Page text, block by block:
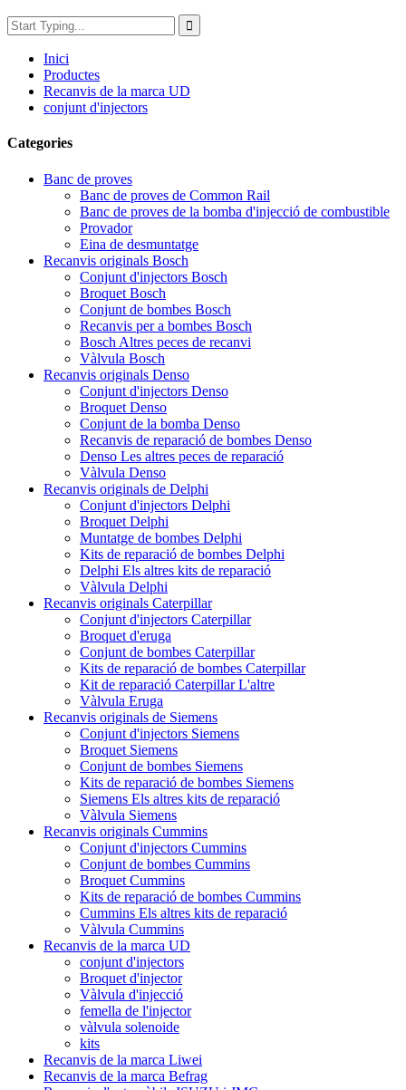
Inici
Productes
Recanvis de la marca UD
conjunt d'injectors
Categories
Banc de proves
Banc de proves de Common Rail
Banc de proves de la bomba d'injecció de combustible
Provador
Eina de desmuntatge
Recanvis originals Bosch
Conjunt d'injectors Bosch
Broquet Bosch
Conjunt de bombes Bosch
Recanvis per a bombes Bosch
Bosch Altres peces de recanvi
Vàlvula Bosch
Recanvis originals Denso
Conjunt d'injectors Denso
Broquet Denso
Conjunt de la bomba Denso
Recanvis de reparació de bombes Denso
Denso Les altres peces de reparació
Vàlvula Denso
Recanvis originals de Delphi
Conjunt d'injectors Delphi
Broquet Delphi
Muntatge de bombes Delphi
Kits de reparació de bombes Delphi
Delphi Els altres kits de reparació
Vàlvula Delphi
Recanvis originals Caterpillar
Conjunt d'injectors Caterpillar
Broquet d'eruga
Conjunt de bombes Caterpillar
Kits de reparació de bombes Caterpillar
Kit de reparació Caterpillar L'altre
Vàlvula Eruga
Recanvis originals de Siemens
Conjunt d'injectors Siemens
Broquet Siemens
Conjunt de bombes Siemens
Kits de reparació de bombes Siemens
Siemens Els altres kits de reparació
Vàlvula Siemens
Recanvis originals Cummins
Conjunt d'injectors Cummins
Conjunt de bombes Cummins
Broquet Cummins
Kits de reparació de bombes Cummins
Cummins Els altres kits de reparació
Vàlvula Cummins
Recanvis de la marca UD
conjunt d'injectors
Broquet d'injector
Vàlvula d'injecció
femella de l'injector
vàlvula solenoide
kits
Recanvis de la marca Liwei
Recanvis de la marca Befrag